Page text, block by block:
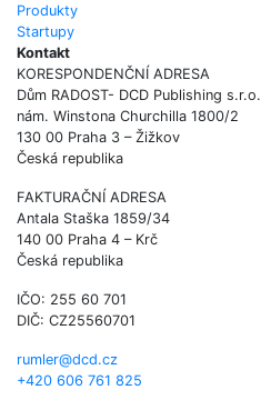
Produkty
Startupy
Kontakt
KORESPONDENČNÍ ADRESA
Dům RADOST- DCD Publishing s.r.o.
nám. Winstona Churchilla 1800/2
130 00 Praha 3 – Žižkov
Česká republika
FAKTURAČNÍ ADRESA
Antala Staška 1859/34
140 00 Praha 4 – Krč
Česká republika
IČO: 255 60 701
DIČ: CZ25560701
rumler@dcd.cz
+420 606 761 825